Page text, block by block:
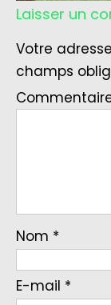
Laisser un
Votre
champs
Nom *
E-mail *